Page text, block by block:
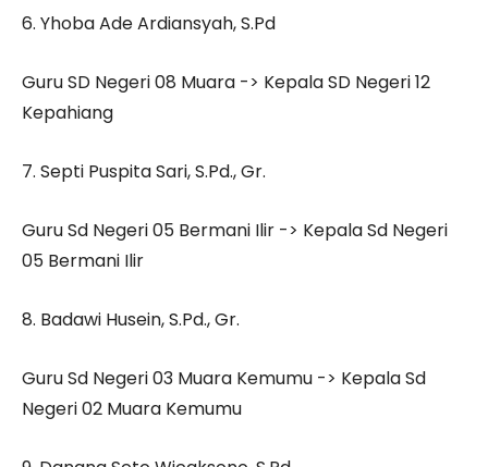
6. Yhoba Ade Ardiansyah, S.Pd
Guru SD Negeri 08 Muara -> Kepala SD Negeri 12
Kepahiang
7. Septi Puspita Sari, S.Pd., Gr.
Guru Sd Negeri 05 Bermani Ilir -> Kepala Sd Negeri
05 Bermani Ilir
8. Badawi Husein, S.Pd., Gr.
Guru Sd Negeri 03 Muara Kemumu -> Kepala Sd
Negeri 02 Muara Kemumu